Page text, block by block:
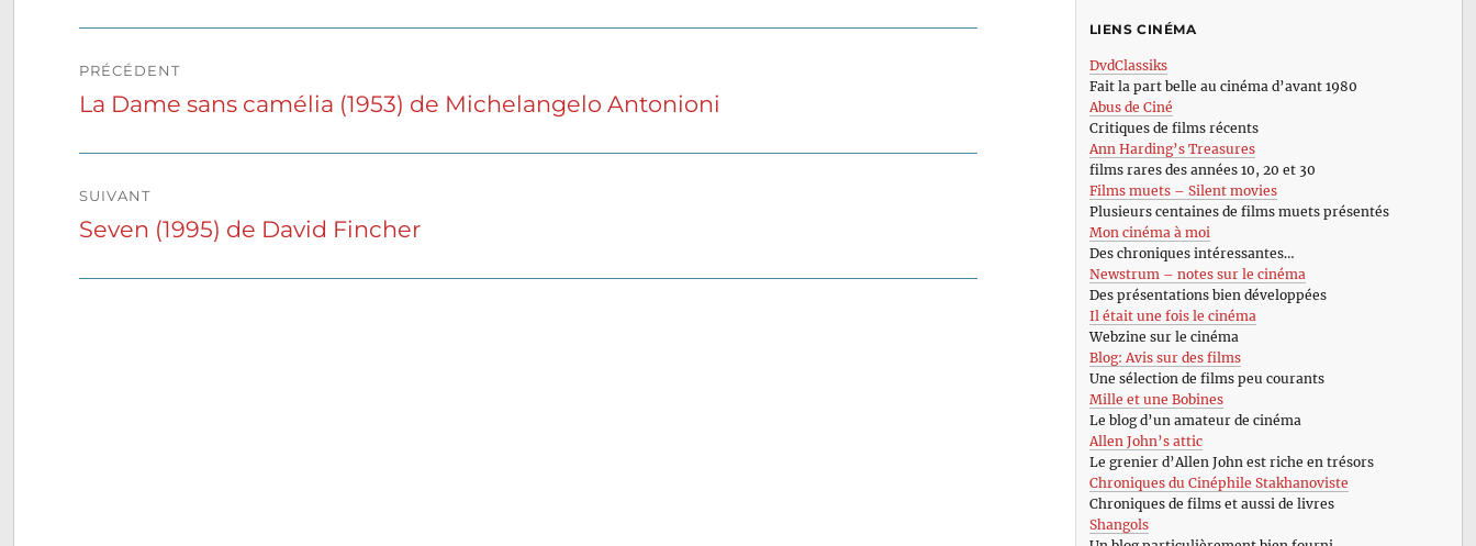
de
PRÉCÉDENT
Publication
La Dame sans camélia (1953) de Michelangelo Antonioni
SUIVANT
Publication
Seven (1995) de David Fincher
LIENS CINÉMA
DvdClassiks
Fait la part belle au cinéma d’avant 1980
Abus de Ciné
Critiques de films récents
Ann Harding’s Treasures
films rares des années 10, 20 et 30
Films muets – Silent movies
Plusieurs centaines de films muets présentés
Mon cinéma à moi
Des chroniques intéressantes…
Newstrum – notes sur le cinéma
Des présentations bien développées
Il était une fois le cinéma
Webzine sur le cinéma
Blog: Avis sur des films
Une sélection de films peu courants
Mille et une Bobines
Le blog d’un amateur de cinéma
Allen John’s attic
Le grenier d’Allen John est riche en trésors
Chroniques du Cinéphile Stakhanoviste
Chroniques de films et aussi de livres
Shangols